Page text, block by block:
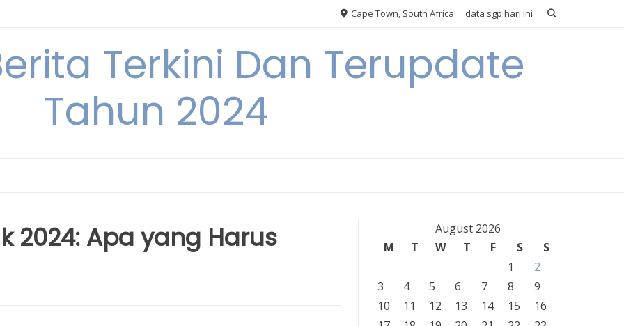
Cape Town, South Africa data sgp hari ini
Terkini Dan Terupdate
Tahun 2024
2024: Apa yang Harus
August 2026
M
T W T F S
S
1
2
3
4 5 6 7 8
9
10
11 12 13 14 15
16